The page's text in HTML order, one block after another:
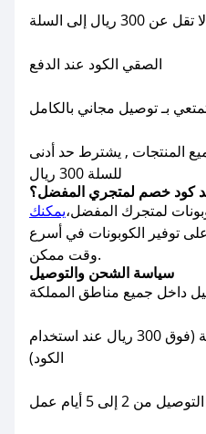
إلى السلة
الصقي الكود عند الدفع
بـ توصيل مجاني بالكامل
المنتجات , يشترط حد أدنى
للسلة 300 ريال
كود خصم لمتجري المفضل؟
لمتجرك المفضل،يمكنك
توفير الكوبونات في أسرع
وقت ممكن.
داخل جميع مناطق المملكة
شحن مجاني للطلبات المؤهلة (فوق 300 ريال عند استخدام
الكود)
من 2 إلى 5 أيام عمل